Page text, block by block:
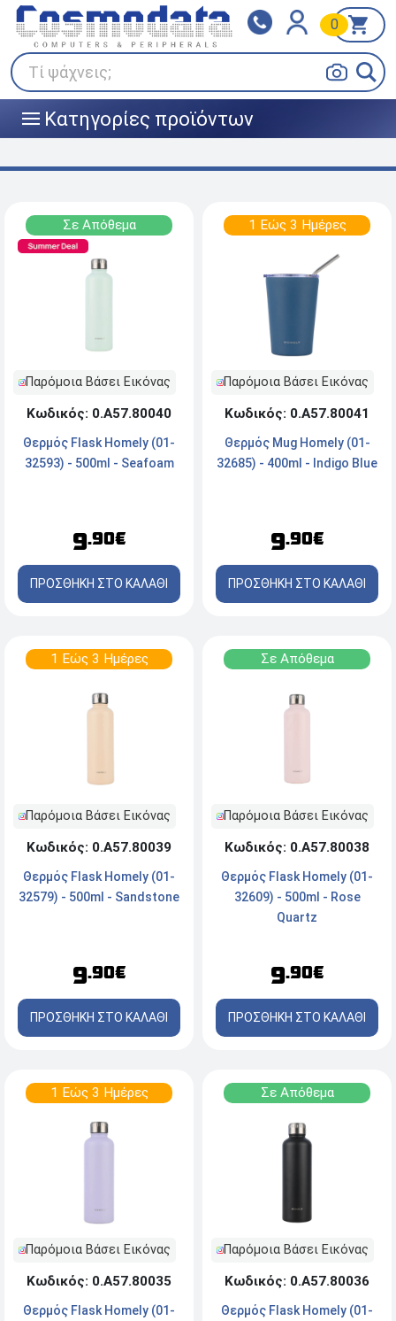
Τί ψάχνεις;
0
||| Κατηγορίες προϊόντων
Klarna
Πληρώστε σε 3
άτοκες δόσεις
BOX NOW
Σε Απόθεμα
Παρόμοια Βάσει Εικόνας
Κωδικός: 0.Α57.80040
Θερμός Flask Homely (01-
32593) - 500ml - Seafoam
9.90€
ΠΡΟΣΘΗΚΗ ΣΤΟ ΚΑΛΑΘΙ
1 Εώς 3 Ημέρες
Παρόμοια Βάσει Εικόνας
Κωδικός: 0.Α57.80041
Θερμός Mug Homely (01-
32685) - 400ml - Indigo Blue
9.90€
ΠΡΟΣΘΗΚΗ ΣΤΟ ΚΑΛΑΘΙ
1 Εώς 3 Ημέρες
Παρόμοια Βάσει Εικόνας
Κωδικός: 0.Α57.80039
Θερμός Flask Homely (01-
32579) - 500ml - Sandstone
9.90€
ΠΡΟΣΘΗΚΗ ΣΤΟ ΚΑΛΑΘΙ
Σε Απόθεμα
Παρόμοια Βάσει Εικόνας
Κωδικός: 0.Α57.80038
Θερμός Flask Homely (01-
32609) - 500ml - Rose
Quartz
9.90€
ΠΡΟΣΘΗΚΗ ΣΤΟ ΚΑΛΑΘΙ
1 Εώς 3 Ημέρες
Παρόμοια Βάσει Εικόνας
Κωδικός: 0.Α57.80035
Θερμός Flask Homely (01-
Σε Απόθεμα
Παρόμοια Βάσει Εικόνας
Κωδικός: 0.Α57.80036
Θερμός Flask Homely (01-